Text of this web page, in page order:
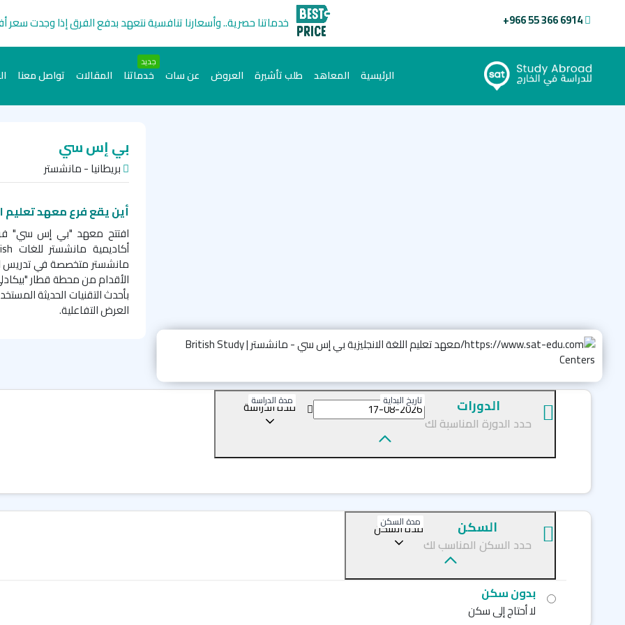
+966 55 366 6914 خدماتنا حصرية.. وأسعارنا تنافسية نتعهد بدفع الفرق إذا وجدت سعر
الرئيسية(current) المعاهد طلب تأشيرة العروض عن سات
جديد
خدماتنا المقالات تواصل معنا
بي إس سي
بريطانيا - مانشستر
أين يقع فرع معهد تعليم
افتتح معهد "بي إس سي"
أكاديمية مانشستر للغات
الأقدام من محطة قطار
بأحدث التقنيات الحديثة
العرض التفاعلية.
دورة اللغة الانجليزية
الدورات
حدد الدورة المناسبة لك
تاريخ البداية مدة الدراسة
مدة الدراسة
السكن
حدد السكن المناسب لك
مدة السكن
مدة السكن
بدون سكن
لا أحتاج إلى سكن